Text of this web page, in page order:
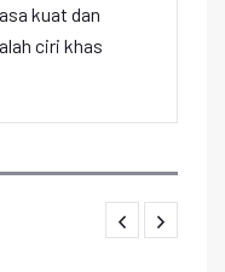
kuat dan
ciri khas